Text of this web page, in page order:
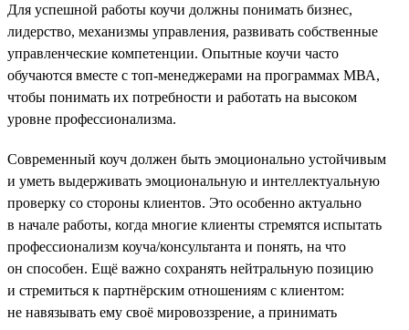
Для успешной работы коучи должны понимать бизнес,
лидерство, механизмы управления, развивать собственные
управленческие компетенции. Опытные коучи часто
обучаются вместе с топ-менеджерами на программах МВА,
чтобы понимать их потребности и работать на высоком
уровне профессионализма.
Современный коуч должен быть эмоционально устойчивым
и уметь выдерживать эмоциональную и интеллектуальную
проверку со стороны клиентов. Это особенно актуально
в начале работы, когда многие клиенты стремятся испытать
профессионализм коуча/консультанта и понять, на что
он способен. Ещё важно сохранять нейтральную позицию
и стремиться к партнёрским отношениям с клиентом:
не навязывать ему своё мировоззрение, а принимать